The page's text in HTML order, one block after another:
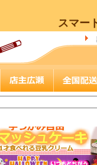
スマー